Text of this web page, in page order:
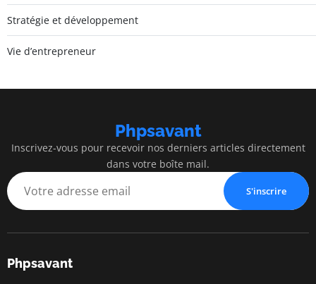
Stratégie et développement
Vie d’entrepreneur
Phpsavant
Inscrivez-vous pour recevoir nos derniers articles directement
dans votre boîte mail.
S'inscrire
Phpsavant